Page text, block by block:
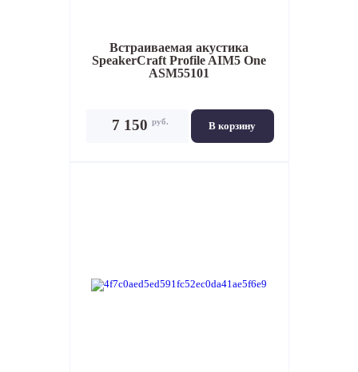
Встраиваемая акустика
SpeakerCraft Profile AIM5 One
ASM55101
В корзину
7 150 руб.